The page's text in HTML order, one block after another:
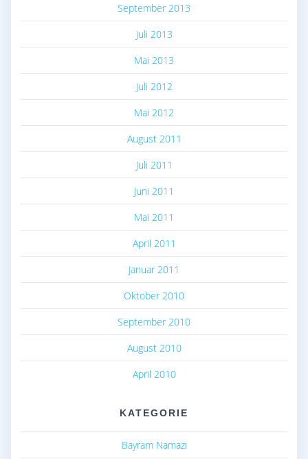
September 2013
Juli 2013
Mai 2013
Juli 2012
Mai 2012
August 2011
Juli 2011
Juni 2011
Mai 2011
April 2011
Januar 2011
Oktober 2010
September 2010
August 2010
April 2010
KATEGORIE
Bayram Namazı